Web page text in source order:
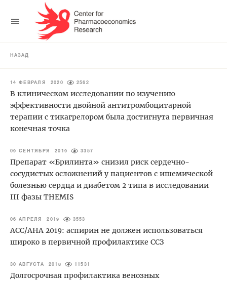
НАЗАД
14 ФЕВРАЛЯ 2020 2562
В клиническом исследовании по изучению
эффективности двойной антитромбоцитарной
терапии с тикагрелором была достигнута первичная
конечная точка
09 СЕНТЯБРЯ 2019 3357
Препарат «Брилинта» снизил риск сердечно-
сосудистых осложнений у пациентов с ишемической
болезнью сердца и диабетом 2 типа в исследовании
III фазы THEMIS
06 АПРЕЛЯ 2019 3553
ACC/AHA 2019: аспирин не должен использоваться
широко в первичной профилактике ССЗ
30 АВГУСТА 2018 11531
Долгосрочная профилактика венозных